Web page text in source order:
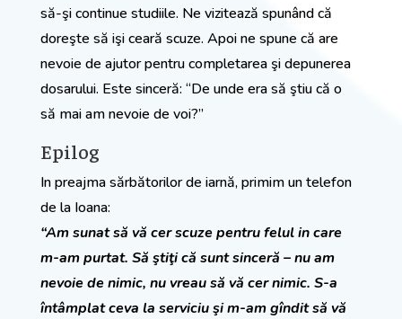
să-şi continue studiile. Ne vizitează spunând că
doreşte să işi ceară scuze. Apoi ne spune că are
nevoie de ajutor pentru completarea şi depunerea
dosarului. Este sinceră: “De unde era să ştiu că o
să mai am nevoie de voi?”
Epilog
In preajma sărbătorilor de iarnă, primim un telefon
de la Ioana:
“Am sunat să vă cer scuze pentru felul in care
m-am purtat. Să ştiţi că sunt sinceră – nu am
nevoie de nimic, nu vreau să vă cer nimic. S-a
întâmplat ceva la serviciu şi m-am gîndit să vă